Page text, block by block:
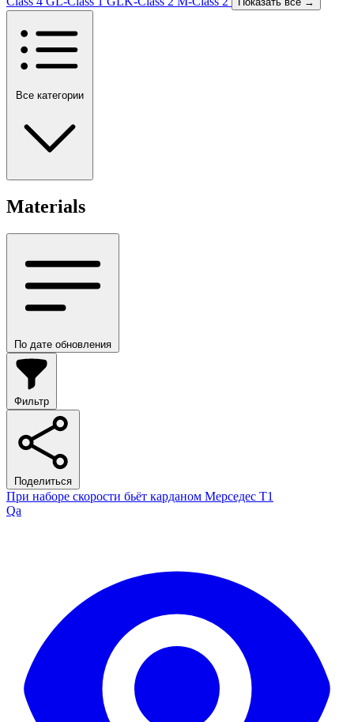
Все категории
Materials
По дате обновления
Фильтр
Поделиться
При наборе скорости бьёт карданом Мерседес Т1
Qa